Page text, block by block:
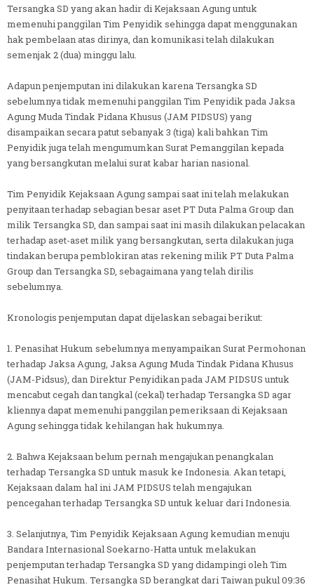
Tersangka SD yang akan hadir di Kejaksaan Agung untuk
memenuhi panggilan Tim Penyidik sehingga dapat menggunakan
hak pembelaan atas dirinya, dan komunikasi telah dilakukan
semenjak 2 (dua) minggu lalu.
Adapun penjemputan ini dilakukan karena Tersangka SD
sebelumnya tidak memenuhi panggilan Tim Penyidik pada Jaksa
Agung Muda Tindak Pidana Khusus (JAM PIDSUS) yang
disampaikan secara patut sebanyak 3 (tiga) kali bahkan Tim
Penyidik juga telah mengumumkan Surat Pemanggilan kepada
yang bersangkutan melalui surat kabar harian nasional.
Tim Penyidik Kejaksaan Agung sampai saat ini telah melakukan
penyitaan terhadap sebagian besar aset PT Duta Palma Group dan
milik Tersangka SD, dan sampai saat ini masih dilakukan pelacakan
terhadap aset-aset milik yang bersangkutan, serta dilakukan juga
tindakan berupa pemblokiran atas rekening milik PT Duta Palma
Group dan Tersangka SD, sebagaimana yang telah dirilis
sebelumnya.
Kronologis penjemputan dapat dijelaskan sebagai berikut:
1. Penasihat Hukum sebelumnya menyampaikan Surat Permohonan
terhadap Jaksa Agung, Jaksa Agung Muda Tindak Pidana Khusus
(JAM-Pidsus), dan Direktur Penyidikan pada JAM PIDSUS untuk
mencabut cegah dan tangkal (cekal) terhadap Tersangka SD agar
kliennya dapat memenuhi panggilan pemeriksaan di Kejaksaan
Agung sehingga tidak kehilangan hak hukumnya.
2. Bahwa Kejaksaan belum pernah mengajukan penangkalan
terhadap Tersangka SD untuk masuk ke Indonesia. Akan tetapi,
Kejaksaan dalam hal ini JAM PIDSUS telah mengajukan
pencegahan terhadap Tersangka SD untuk keluar dari Indonesia.
3. Selanjutnya, Tim Penyidik Kejaksaan Agung kemudian menuju
Bandara Internasional Soekarno-Hatta untuk melakukan
penjemputan terhadap Tersangka SD yang didampingi oleh Tim
Penasihat Hukum. Tersangka SD berangkat dari Taiwan pukul 09:36